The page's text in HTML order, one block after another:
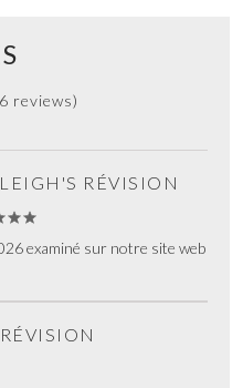
reviews)
RÉVISION
examiné sur notre site web